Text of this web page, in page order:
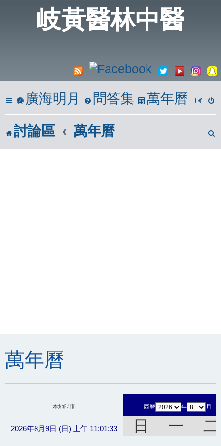
岐黃醫林中醫
廣海明月 問答集 萬年曆
討論區 萬年曆
萬年曆
本地時間
2026年8月9日 (日) 上午 11:01:33
西曆 年 月
日 一 二